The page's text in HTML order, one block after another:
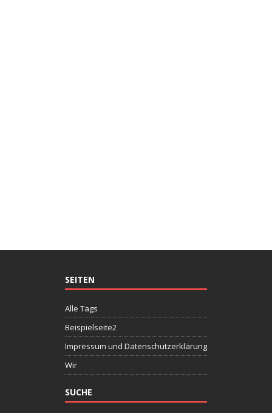
SEITEN
Alle Tags
Beispielseite2
Impressum und Datenschutzerklärung
Wir
SUCHE